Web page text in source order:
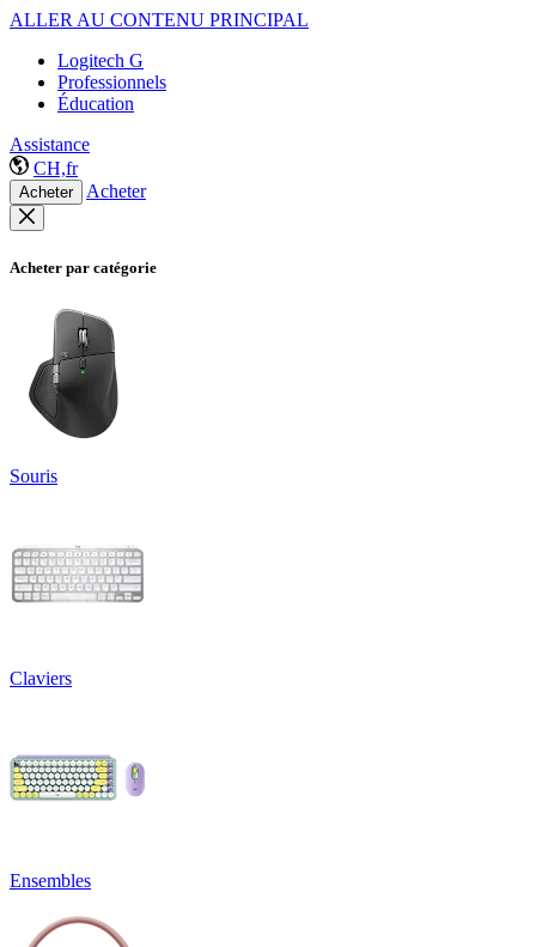
ALLER AU CONTENU PRINCIPAL
Logitech G
Professionnels
Éducation
Assistance
CH,fr
Acheter Acheter
Acheter par catégorie
Souris
Claviers
Ensembles